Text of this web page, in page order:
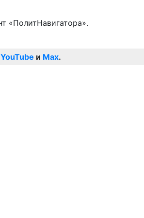
«ПолитНавигатора».
YouTube и Max.